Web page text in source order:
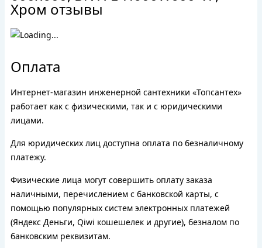
Хром отзывы
Оплата
Интернет-магазин инженерной сантехники «Топсантех»
работает как с физическими, так и с юридическими
лицами.
Для юридических лиц доступна оплата по безналичному
платежу.
Физические лица могут совершить оплату заказа
наличными, перечислением с банковской карты, с
помощью популярных систем электронных платежей
(Яндекс Деньги, Qiwi кошешелек и другие), безналом по
банковским реквизитам.